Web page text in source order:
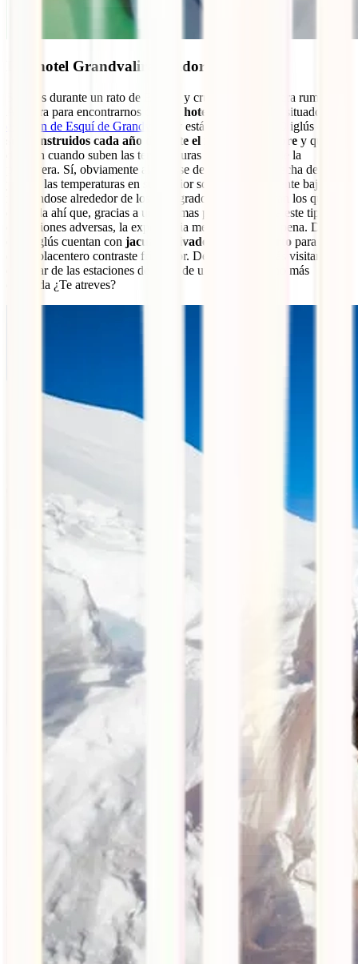
Iglú hotel Grandvalira, Andorra
Salimos durante un rato de España y cruzamos la frontera rumbo a
Andorra para encontrarnos con
un hotel efímero
. Está situado en la
estación de Esquí de Grandvalira
y está compuesto de 9 iglús que
son construidos cada año durante el mes de diciembre y que se
derriten cuando suben las temperaturas con la llegada de la
primavera. Sí, obviamente al tratarse de habitaciones hecha de nieve
y hielo las temperaturas en su interior son extremadamente bajas,
moviéndose alrededor de los cero grados. Pero aseguran los que han
dormida ahí que, gracias a unas camas preparadas para este tipo de
condiciones adversas, la experiencia merece mucho la pena. Dos de
estos iglús cuentan con jacuzzi privado y techo abierto para gozar
de un placentero contraste frío-calor. Desde aquí podrás visitar y
disfrutar de las estaciones de esquí de una forma mucho más
divertida ¿Te atreves?